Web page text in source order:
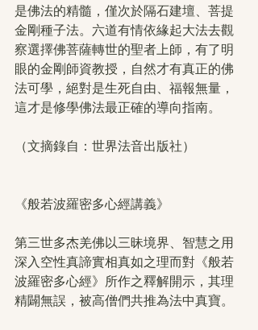
是佛法的精髓，僅次於隔石建壇、菩提
金剛種子法。六道有情依緣起大法去觀
察選擇佛菩薩轉世的聖者上師，有了明
眼的金剛師資教授，自然才有真正的佛
法可學，絕對是生死自由、福報無量，
這才是修學佛法最正確的導向指南。
（文摘錄自：世界法音出版社）
《般若波羅密多心經講義》
第三世多杰羌佛以三昧境界、智慧之用
深入空性真諦實相真如之理而對《般若
波羅密多心經》所作之釋解開示，其理
精闢無誤，被高僧們共推為法中真寶。